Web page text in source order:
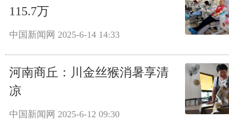
115.7万
中国新闻网 2025-6-14 14:33
河南商丘：川金丝猴消暑享清
凉
中国新闻网 2025-6-12 09:30